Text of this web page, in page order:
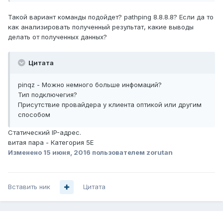
Такой вариант команды подойдет? pathping 8.8.8.8? Если да то
как анализировать полученный результат, какие выводы
делать от полученных данных?
Цитата
pinqz - Можно немного больше инфомаций?
Тип подключегия?
Присутствие провайдера у клиента оптикой или другим
способом
Статический IP-адрес.
витая пара - Категория 5E
Изменено 15 июня, 2016 пользователем zorutan
Вставить ник Цитата